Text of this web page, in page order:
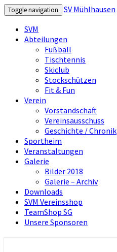
Toggle navigation
SV Mühlhausen
SVM
Abteilungen
Fußball
Tischtennis
Skiclub
Stockschützen
Fit & Fun
Verein
Vorstandschaft
Vereinsausschuss
Geschichte / Chronik
Sportheim
Veranstaltungen
Galerie
Bilder 2018
Galerie – Archiv
Downloads
SVM Vereinsshop
TeamShop SG
Unsere Sponsoren